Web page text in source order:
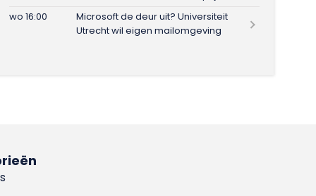
wo 16:00
Microsoft de deur uit? Universiteit
Utrecht wil eigen mailomgeving